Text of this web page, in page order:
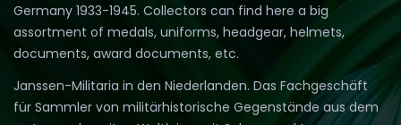
Germany 1933-1945. Collectors can find here a big
assortment of medals, uniforms, headgear, helmets,
documents, award documents, etc.
Janssen-Militaria in den Niederlanden. Das Fachgeschäft
für Sammler von militärhistorische Gegenstände aus dem